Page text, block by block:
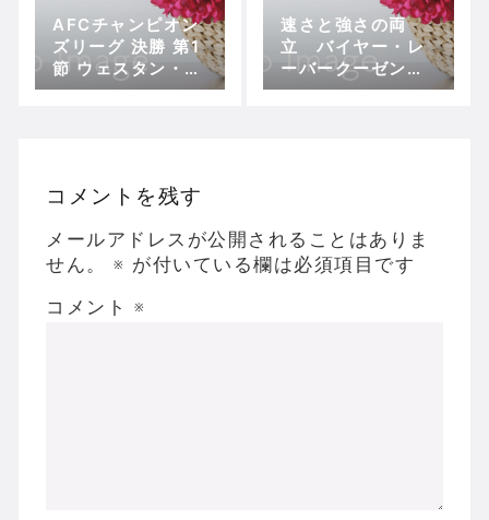
AFCチャンピオン
ズリーグ 決勝 第1
節 ウェスタン・シ
ドニー vs アル・
速さと強さの両
立 バイヤー・レ
ーバークーゼン対
ヘルタ・BSC
コメントを残す
メールアドレスが公開されることはありま
せん。
※ が付いている欄は必須項目です
コメント ※